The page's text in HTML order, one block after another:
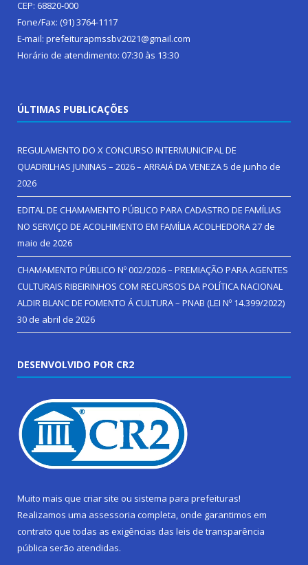
CEP: 68820-000
Fone/Fax: (91) 3764-1117
E-mail: prefeiturapmssbv2021@gmail.com
Horário de atendimento: 07:30 às 13:30
ÚLTIMAS PUBLICAÇÕES
REGULAMENTO DO X CONCURSO INTERMUNICIPAL DE
QUADRILHAS JUNINAS – 2026 – ARRAIÁ DA VENEZA5 de junho de
2026
EDITAL DE CHAMAMENTO PÚBLICO PARA CADASTRO DE FAMÍLIAS
NO SERVIÇO DE ACOLHIMENTO EM FAMÍLIA ACOLHEDORA27 de
maio de 2026
CHAMAMENTO PÚBLICO Nº 002/2026 – PREMIAÇÃO PARA AGENTES
CULTURAIS RIBEIRINHOS COM RECURSOS DA POLÍTICA NACIONAL
ALDIR BLANC DE FOMENTO Á CULTURA – PNAB (LEI Nº 14.399/2022)
30 de abril de 2026
DESENVOLVIDO POR CR2
Muito mais que criar site ou sistema para prefeituras!
Realizamos uma assessoria completa, onde garantimos em
contrato que todas as exigências das leis de transparência
pública serão atendidas.